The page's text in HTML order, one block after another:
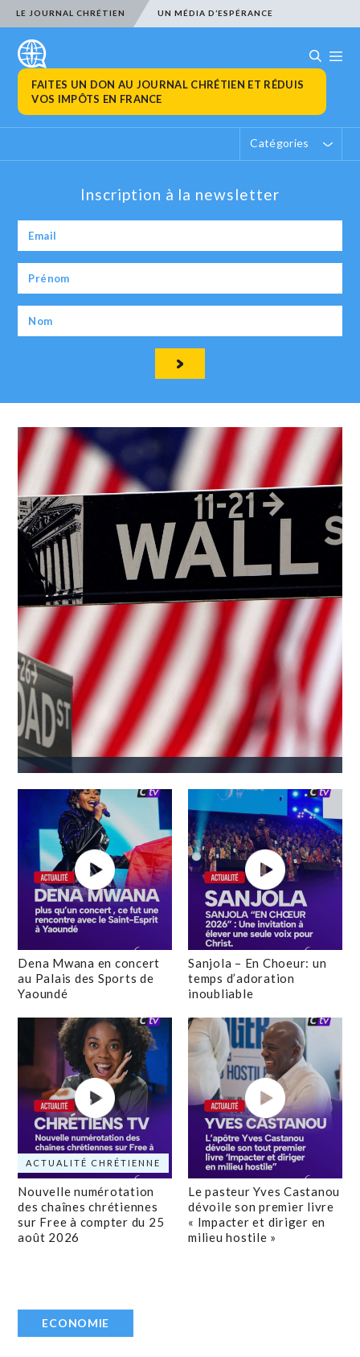
LE JOURNAL CHRÉTIEN UN MÉDIA D’ESPÉRANCE
FAITES UN DON AU JOURNAL CHRÉTIEN ET RÉDUIS
VOS IMPÔTS EN FRANCE
Catégories
Inscription à la newsletter
Dena Mwana en concert
au Palais des Sports de
Yaoundé
Sanjola – En Choeur: un
temps d’adoration
inoubliable
ACTUALITÉ CHRÉTIENNE
Nouvelle numérotation
des chaînes chrétiennes
sur Free à compter du 25
août 2026
Le pasteur Yves Castanou
dévoile son premier livre
« Impacter et diriger en
milieu hostile »
ECONOMIE